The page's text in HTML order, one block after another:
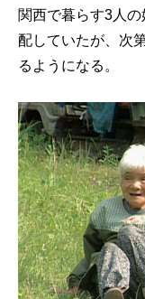
関西で暮らす3人
配していたが、次
るようになる。